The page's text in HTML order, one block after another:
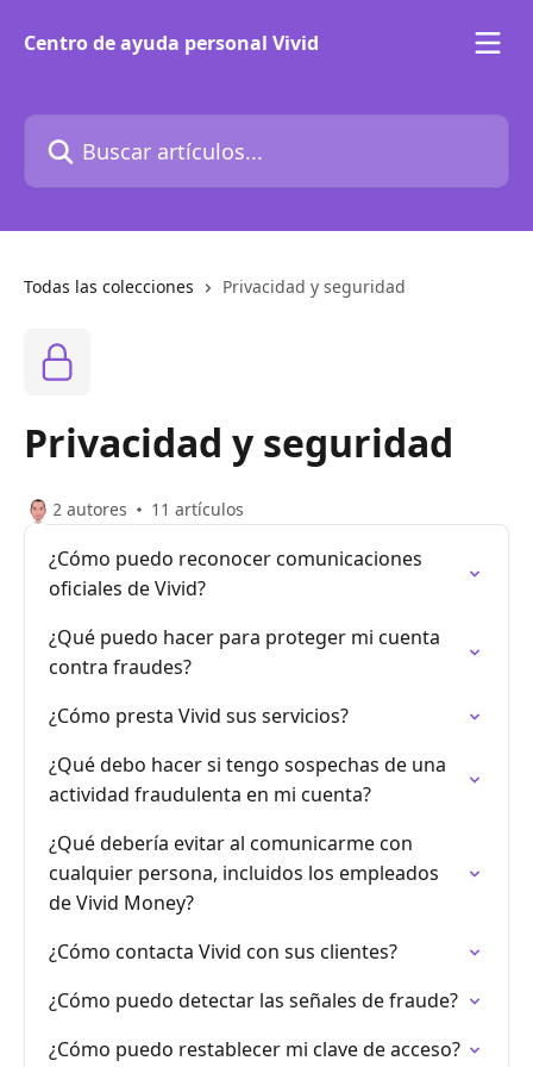
Centro de ayuda personal Vivid
Buscar artículos...
Todas las colecciones Privacidad y seguridad
Privacidad y seguridad
2 autores 11 artículos
¿Cómo puedo reconocer comunicaciones
oficiales de Vivid?
¿Qué puedo hacer para proteger mi cuenta
contra fraudes?
¿Cómo presta Vivid sus servicios?
¿Qué debo hacer si tengo sospechas de una
actividad fraudulenta en mi cuenta?
¿Qué debería evitar al comunicarme con
cualquier persona, incluidos los empleados
de Vivid Money?
¿Cómo contacta Vivid con sus clientes?
¿Cómo puedo detectar las señales de fraude?
¿Cómo puedo restablecer mi clave de acceso?